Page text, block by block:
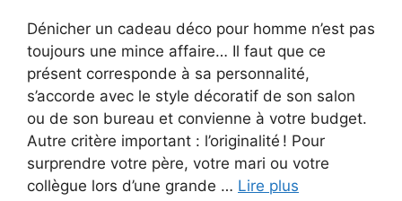
Dénicher un cadeau déco pour homme n’est pas
toujours une mince affaire… Il faut que ce
présent corresponde à sa personnalité,
s’accorde avec le style décoratif de son salon
ou de son bureau et convienne à votre budget.
Autre critère important : l’originalité ! Pour
surprendre votre père, votre mari ou votre
collègue lors d’une grande … Lire plus